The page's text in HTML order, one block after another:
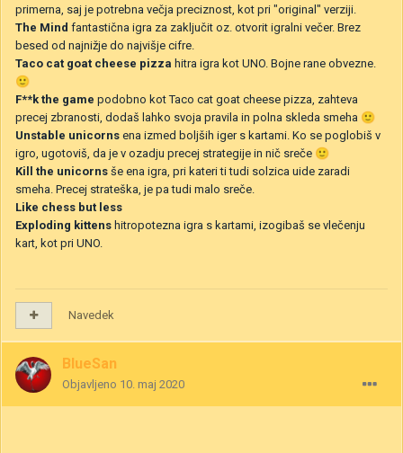
primerna, saj je potrebna večja preciznost, kot pri "original" verziji.
The Mind fantastična igra za zaključit oz. otvorit igralni večer. Brez
besed od najnižje do najvišje cifre.
Taco cat goat cheese pizza hitra igra kot UNO. Bojne rane obvezne.
🙂
F**k the game podobno kot Taco cat goat cheese pizza, zahteva
precej zbranosti, dodaš lahko svoja pravila in polna skleda smeha 🙂
Unstable unicorns ena izmed boljših iger s kartami. Ko se poglobiš v
igro, ugotoviš, da je v ozadju precej strategije in nič sreče 🙂
Kill the unicorns še ena igra, pri kateri ti tudi solzica uide zaradi
smeha. Precej strateška, je pa tudi malo sreče.
Like chess but less
Exploding kittens hitropotezna igra s kartami, izogibaš se vlečenju
kart, kot pri UNO.
Navedek
BlueSan
Objavljeno 10. maj 2020